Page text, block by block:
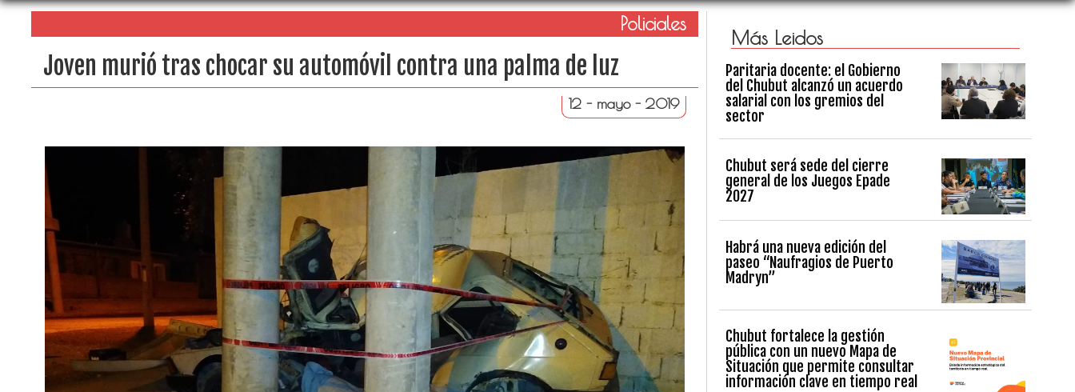
Policiales
Joven murió tras chocar su automóvil contra una palma de luz
12 - mayo - 2019
Más Leidos
Paritaria docente: el Gobierno
del Chubut alcanzó un acuerdo
salarial con los gremios del
sector
Chubut será sede del cierre
general de los Juegos Epade
2027
Habrá una nueva edición del
paseo “Naufragios de Puerto
Madryn”
Chubut fortalece la gestión
pública con un nuevo Mapa de
Situación que permite consultar
información clave en tiempo real